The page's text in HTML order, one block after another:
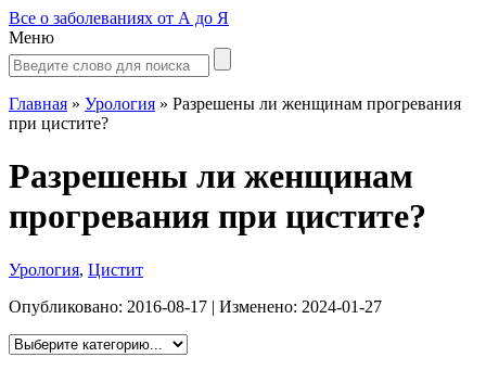
Все о заболеваниях от А до Я
Меню
Главная » Урология » Разрешены ли женщинам прогревания
при цистите?
Разрешены ли женщинам
прогревания при цистите?
Урология, Цистит
Опубликовано: 2016-08-17 | Изменено: 2024-01-27